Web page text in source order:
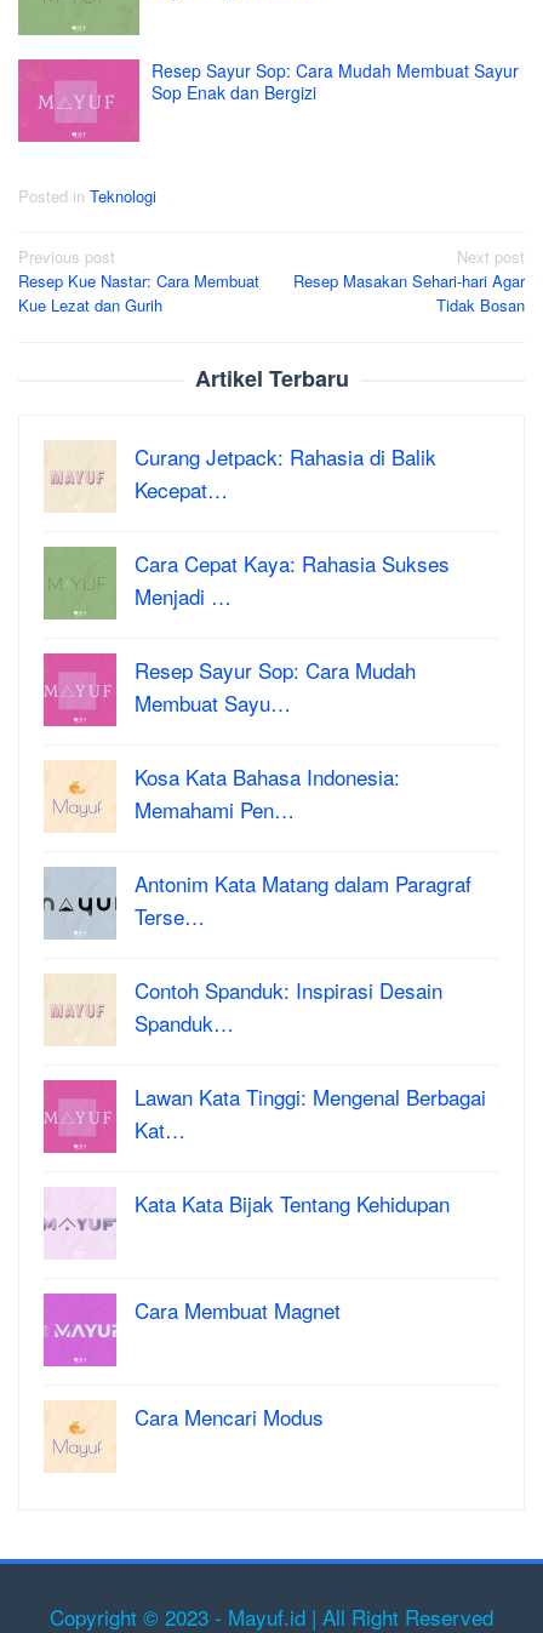
Resep Sayur Sop: Cara Mudah Membuat Sayur
Sop Enak dan Bergizi
Posted in Teknologi
Post
navigation
Previous post
Resep Kue Nastar: Cara Membuat
Kue Lezat dan Gurih
Next post
Resep Masakan Sehari-hari Agar
Tidak Bosan
Artikel Terbaru
Curang Jetpack: Rahasia di Balik
Kecepat…
Cara Cepat Kaya: Rahasia Sukses
Menjadi …
Resep Sayur Sop: Cara Mudah
Membuat Sayu…
Kosa Kata Bahasa Indonesia:
Memahami Pen…
Antonim Kata Matang dalam Paragraf
Terse…
Contoh Spanduk: Inspirasi Desain
Spanduk…
Lawan Kata Tinggi: Mengenal Berbagai
Kat…
Kata Kata Bijak Tentang Kehidupan
Cara Membuat Magnet
Cara Mencari Modus
Copyright © 2023 - Mayuf.id | All Right Reserved